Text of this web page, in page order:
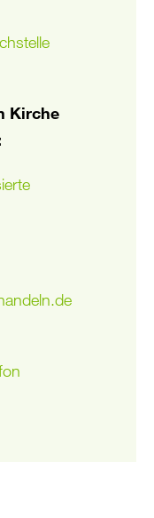
Kirche